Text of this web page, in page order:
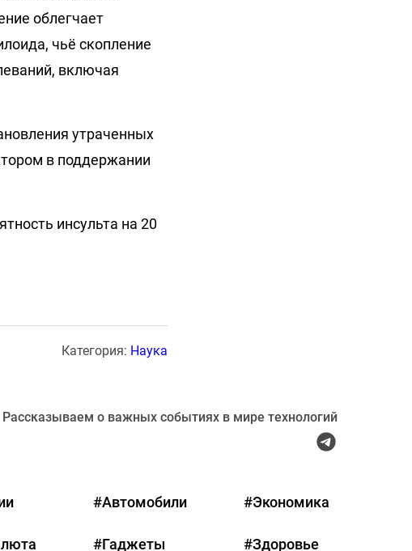
облегчает
чьё скопление
включая
утраченных
в поддержании
инсульта на 20
Категория: Наука
Рассказываем о важных событиях в мире технологий
#Автомобили
#Гаджеты
#Экономика
#Здоровье